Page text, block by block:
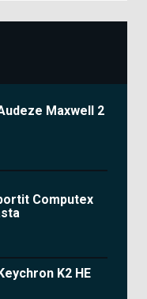
Maxwell 2
Computex
K2 HE